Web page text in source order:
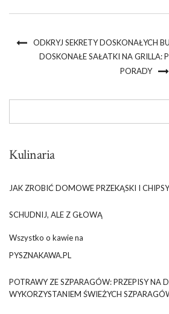
ODKRYJ SEKRETY DOSKONAŁYCH
DOSKONAŁE SAŁATKI NA GRILLA:
PORADY
Kulinaria
JAK ZROBIĆ DOMOWE PRZEKĄSKI I CHIPSY
SCHUDNIJ, ALE Z GŁOWĄ
Wszystko o kawie na
PYSZNAKAWA.PL
POTRAWY ZE SZPARAGÓW: PRZEPISY NA
WYKORZYSTANIEM ŚWIEŻYCH